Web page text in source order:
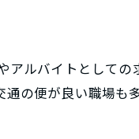
ルバイトとして
の便が良い職場も